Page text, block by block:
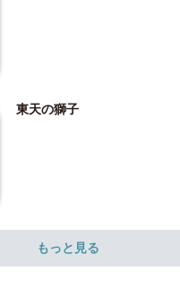
東天の獅子
もっと見る